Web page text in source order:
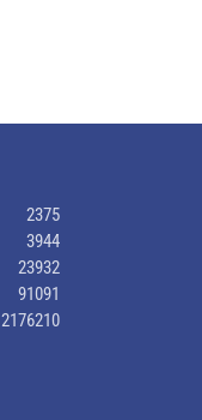
2375
3944
23932
91091
2176210